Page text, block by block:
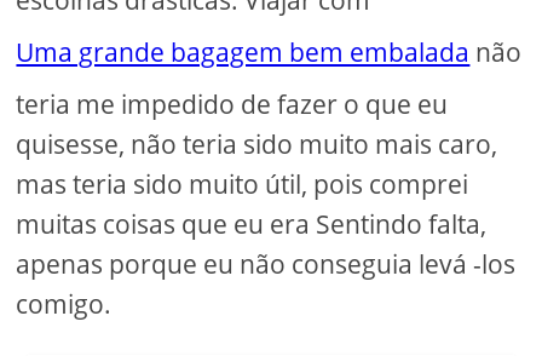
Uma grande bagagem bem embalada não
teria me impedido de fazer o que eu
quisesse, não teria sido muito mais caro,
mas teria sido muito útil, pois comprei
muitas coisas que eu era Sentindo falta,
apenas porque eu não conseguia levá -los
comigo.